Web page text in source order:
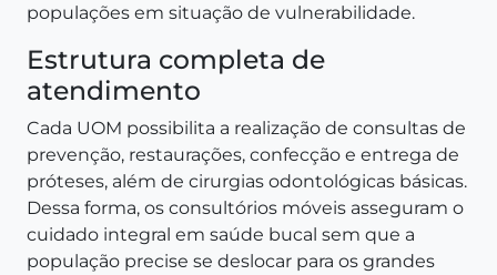
populações em situação de vulnerabilidade.
Estrutura completa de
atendimento
Cada UOM possibilita a realização de consultas de
prevenção, restaurações, confecção e entrega de
próteses, além de cirurgias odontológicas básicas.
Dessa forma, os consultórios móveis asseguram o
cuidado integral em saúde bucal sem que a
população precise se deslocar para os grandes